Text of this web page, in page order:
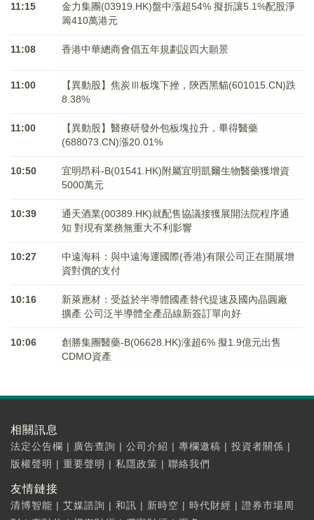
11:15
金力集團(03919.HK)盤中漲超54% 擬折讓5.1%配股淨
籌410萬港元
11:08 香港中華總商會倡五年規劃設四大願景
11:00
【異動股】焦炭Ⅲ板塊下挫，陝西黑貓(601015.CN)跌
8.38%
11:00
【異動股】醫療研發外包板塊拉升，畢得醫藥
(688073.CN)漲20.01%
10:50
宜明昂科-B(01541.HK)附屬宜明凱爾生物醫藥獲增資
5000萬元
10:39
通天酒業(00389.HK)就配售協議接獲展開法院程序通
知 對現有業務無重大不利影響
10:27
中遠海科：與中遠海運國際(香港)有限公司正在開展增
資對價的支付
10:16
新萊應材：受益於半導體國產替代提速及國內晶圓廠
擴產 公司泛半導體全產品線新簽訂單向好
10:06
創勝集團醫藥-B(06628.HK)涨超6% 擬1.9億元出售
CDMO資產
相關訊息
法定公告欄 | 廣告查詢 | 公司介紹 | 專欄邀稿 | 投資者關係 |
版權聲明 | 重要聲明 | 私隱政策 | 聯絡我們
友情鏈接
清博智能 | 艾媒諮詢 | 和訊 | 新時空 | 時代財經 | 證券市場周